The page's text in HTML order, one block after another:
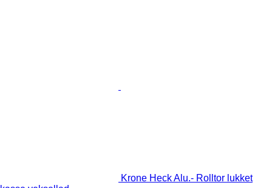
Krone Heck Alu.- Rolltor lukket